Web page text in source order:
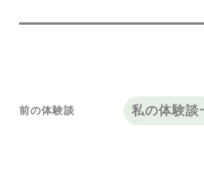
前の体験談 私の体験談